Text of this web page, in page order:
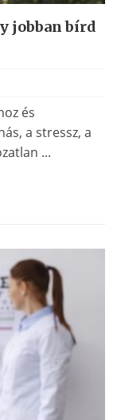
jobban bírd
és
a stressz, a
...